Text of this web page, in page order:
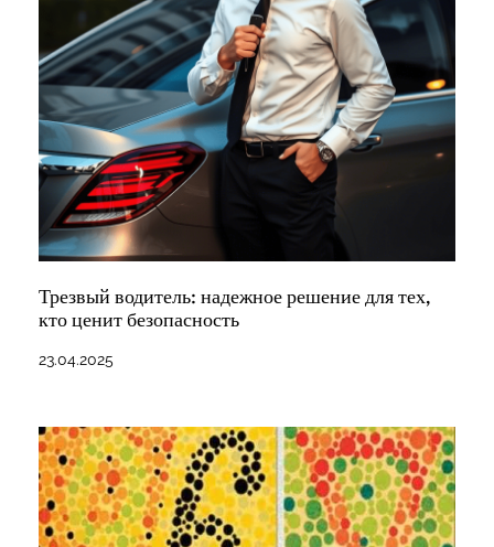
Трезвый водитель: надежное решение для тех,
кто ценит безопасность
23.04.2025